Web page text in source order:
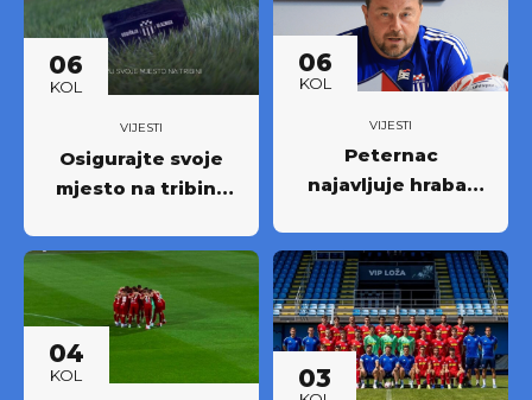
06
KOL
VIJESTI
Osigurajte svoje
mjesto na tribini:
godišnjih ulaznica
NK Rudeš za
prvoligašku
sezonu 2026/27.!
06
KOL
VIJESTI
Peternac
najavljuje hrabar
04
KOL 03